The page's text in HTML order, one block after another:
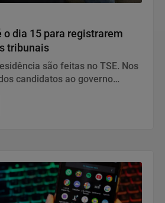
o dia 15 para registrarem
tribunais
são feitas no TSE. Nos
candidatos ao governo
e distrital.